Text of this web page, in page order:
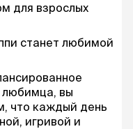
для взрослых
станет любимой
любимца, вы
что каждый день
игривой и